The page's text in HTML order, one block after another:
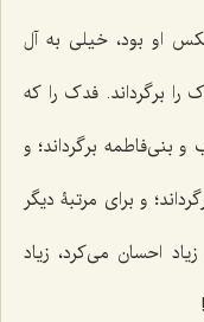
او بود، خیلی به آل
برگرداند. فدک را که
و بنی‌فاطمه برگرداند؛ و
و برای مرتبۀ دیگر
احسان می‌کرد، زیاد